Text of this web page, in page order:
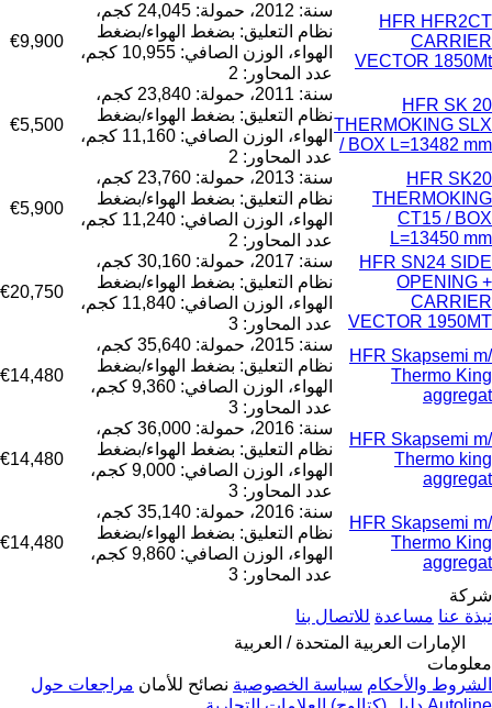
HFR HFR2CT
CARRIER
VECTOR 1850Mt
سنة: 2012، حمولة: 24,045 كجم،
نظام التعليق: بضغط الهواء/بضغط
الهواء، الوزن الصافي: 10,955 كجم،
عدد المحاور: 2
€9,900
HFR SK 20
THERMOKING SLX
/ BOX L=13482 mm
سنة: 2011، حمولة: 23,840 كجم،
نظام التعليق: بضغط الهواء/بضغط
الهواء، الوزن الصافي: 11,160 كجم،
عدد المحاور: 2
€5,500
HFR SK20
THERMOKING
CT15 / BOX
L=13450 mm
سنة: 2013، حمولة: 23,760 كجم،
نظام التعليق: بضغط الهواء/بضغط
الهواء، الوزن الصافي: 11,240 كجم،
عدد المحاور: 2
€5,900
HFR SN24 SIDE
OPENING +
CARRIER
VECTOR 1950MT
سنة: 2017، حمولة: 30,160 كجم،
نظام التعليق: بضغط الهواء/بضغط
الهواء، الوزن الصافي: 11,840 كجم،
عدد المحاور: 3
€20,750
HFR Skapsemi m/
Thermo King
aggregat
سنة: 2015، حمولة: 35,640 كجم،
نظام التعليق: بضغط الهواء/بضغط
الهواء، الوزن الصافي: 9,360 كجم،
عدد المحاور: 3
€14,480
HFR Skapsemi m/
Thermo king
aggregat
سنة: 2016، حمولة: 36,000 كجم،
نظام التعليق: بضغط الهواء/بضغط
الهواء، الوزن الصافي: 9,000 كجم،
عدد المحاور: 3
€14,480
HFR Skapsemi m/
Thermo King
aggregat
سنة: 2016، حمولة: 35,140 كجم،
نظام التعليق: بضغط الهواء/بضغط
الهواء، الوزن الصافي: 9,860 كجم،
عدد المحاور: 3
€14,480
شركة
نبذة عنا مساعدة للاتصال بنا
الإمارات العربية المتحدة / العربية
معلومات
الشروط والأحكام سياسة الخصوصية نصائح للأمان مراجعات حول